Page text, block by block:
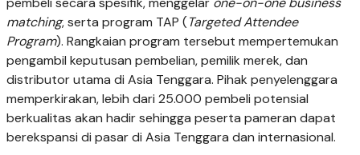
matching, serta program TAP (Targeted Attendee
Program). Rangkaian program tersebut mempertemukan
pengambil keputusan pembelian, pemilik merek, dan
distributor utama di Asia Tenggara. Pihak penyelenggara
memperkirakan, lebih dari 25.000 pembeli potensial
berkualitas akan hadir sehingga peserta pameran dapat
berekspansi di pasar di Asia Tenggara dan internasional.